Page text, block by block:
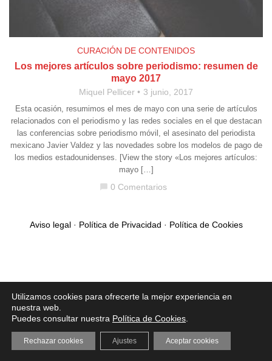
CURACIÓN DE CONTENIDOS
Los mejores artículos sobre periodismo: resumen de
mayo 2017
Miquel Pellicer 3 junio, 2017
Esta ocasión, resumimos el mes de mayo con una serie de artículos
relacionados con el periodismo y las redes sociales en el que destacan
las conferencias sobre periodismo móvil, el asesinato del periodista
mexicano Javier Valdez y las novedades sobre los modelos de pago de
los medios estadounidenses. [View the story «Los mejores artículos:
mayo […]
0 Comentarios
Aviso legal· Política de Privacidad · Política de Cookies
Utilizamos cookies para ofrecerte la mejor experiencia en
nuestra web.
Puedes consultar nuestra Política de Cookies
Aceptar cookies
Rechazar cookies Ajustes